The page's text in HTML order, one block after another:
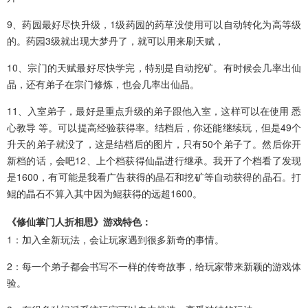
9、药园最好尽快升级，1级药园的药草没使用可以自动转化为高等级
的。药园3级就出现大梦丹了，就可以用来刷天赋，
10、宗门的天赋最好尽快学完，特别是自动挖矿。有时候会几率出仙
晶，还有弟子在宗门修炼，也会几率出仙晶。
11、入室弟子，最好是重点升级的弟子跟他入室，这样可以在使用 悉
心教导 等。可以提高经验获得率。结档后，你还能继续玩，但是49个
升天的弟子就没了，这是结档后的图片，只有50个弟子了。然后你开
新档的话，会吧12、上个档获得仙晶进行继承。我开了个档看了发现
是1600，有可能是我看广告获得的晶石和挖矿等自动获得的晶石。打
鲲的晶石不算入其中因为鲲获得的远超1600。
《修仙掌门人折相思》游戏特色：
1：加入全新玩法，会让玩家遇到很多新奇的事情。
2：每一个弟子都会书写不一样的传奇故事，给玩家带来新颖的游戏体
验。